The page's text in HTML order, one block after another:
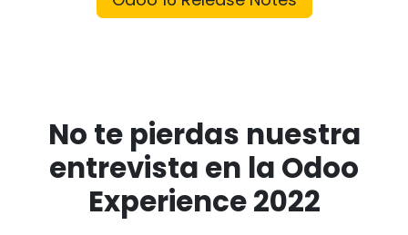
No te pierdas nuestra
entrevista en la Odoo
Experience 2022